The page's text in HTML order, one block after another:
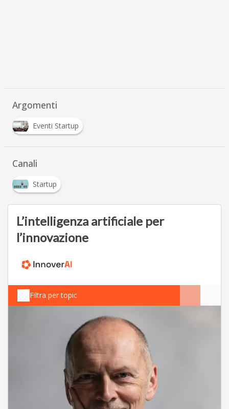
Argomenti
Eventi Startup
Canali
Startup
L’intelligenza artificiale per
l’innovazione
Filtra per topic